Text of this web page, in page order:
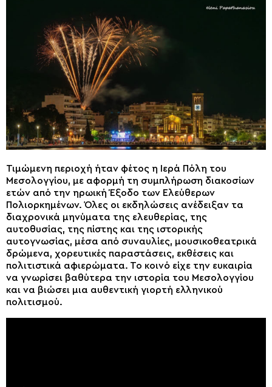
Τιμώμενη περιοχή ήταν φέτος η Ιερά Πόλη του
Μεσολογγίου, με αφορμή τη συμπλήρωση διακοσίων
ετών από την ηρωική Έξοδο των Ελεύθερων
Πολιορκημένων. Όλες οι εκδηλώσεις ανέδειξαν τα
διαχρονικά μηνύματα της ελευθερίας, της
αυτοθυσίας, της πίστης και της ιστορικής
αυτογνωσίας, μέσα από συναυλίες, μουσικοθεατρικά
δρώμενα, χορευτικές παραστάσεις, εκθέσεις και
πολιτιστικά αφιερώματα. Το κοινό είχε την ευκαιρία
να γνωρίσει βαθύτερα την ιστορία του Μεσολογγίου
και να βιώσει μια αυθεντική γιορτή ελληνικού
πολιτισμού.